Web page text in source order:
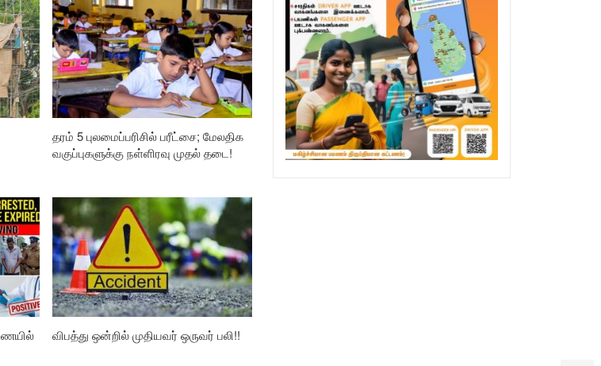
தரம் 5 புலமைப்பரிசில் பரீட்சை; மேலதிக
வகுப்புகளுக்கு நள்ளிரவு முதல் தடை!
விபத்து ஒன்றில் முதியவர் ஒருவர் பலி!!